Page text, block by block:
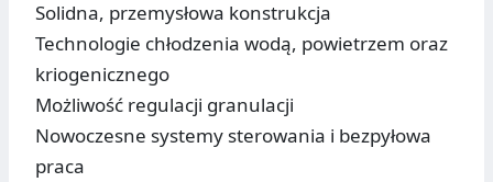
Solidna, przemysłowa konstrukcja
Technologie chłodzenia wodą, powietrzem oraz
kriogenicznego
Możliwość regulacji granulacji
Nowoczesne systemy sterowania i bezpyłowa
praca